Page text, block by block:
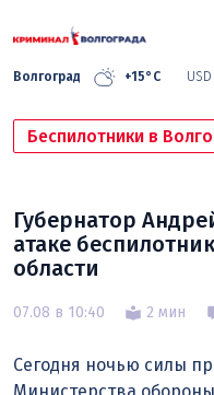
Волгоград +15°C USD
Беспилотники в
Губернатор
атаке
области
07.08 в 10:40 2 мин
Сегодня ночью силы